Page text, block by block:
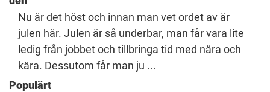
Nu är det höst och innan man vet ordet av är
julen här. Julen är så underbar, man får vara lite
ledig från jobbet och tillbringa tid med nära och
kära. Dessutom får man ju ...
Populärt